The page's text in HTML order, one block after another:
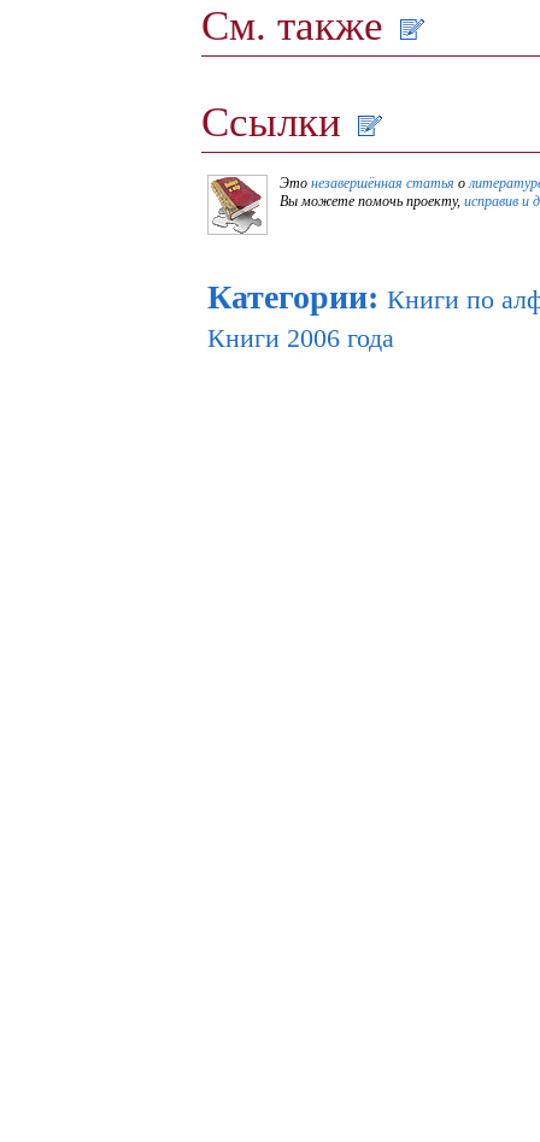
См. также
Ссылки
Это незавершённая статья о
Вы можете помочь проекту, исправив и
Категории: Книги по
Книги 2006 года